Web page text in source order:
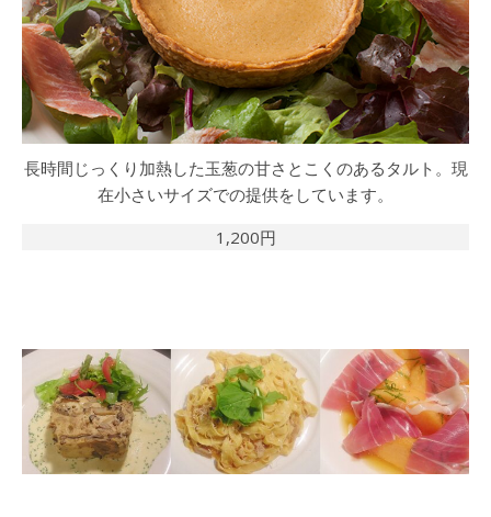
長時間じっくり加熱した玉葱の甘さとこくのあるタルト。現
在小さいサイズでの提供をしています。
1,200円